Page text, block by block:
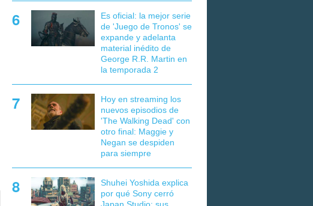
Es oficial: la mejor serie
de 'Juego de Tronos' se
expande y adelanta
material inédito de
George R.R. Martin en
la temporada 2
Hoy en streaming los
nuevos episodios de
'The Walking Dead' con
otro final: Maggie y
Negan se despiden
para siempre
Shuhei Yoshida explica
por qué Sony cerró